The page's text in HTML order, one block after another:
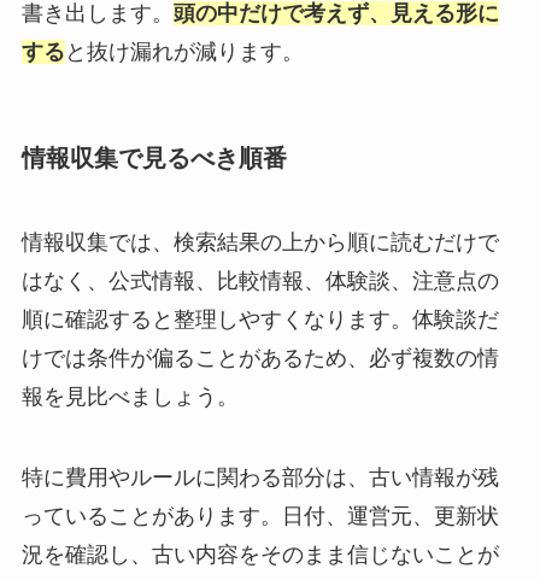
書き出します。 頭の中だけで考えず、見える形に
する と抜け漏れが減ります。
情報収集で見るべき順番
情報収集では、検索結果の上から順に読むだけで
はなく、公式情報、比較情報、体験談、注意点の
順に確認すると整理しやすくなります。体験談だ
けでは条件が偏ることがあるため、必ず複数の情
報を見比べましょう。
特に費用やルールに関わる部分は、古い情報が残
っていることがあります。日付、運営元、更新状
況を確認し、古い内容をそのまま信じないことが